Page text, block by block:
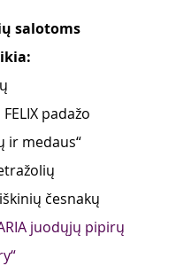
salotoms
padažo
ir medaus“
česnakų
juodųjų pipirų